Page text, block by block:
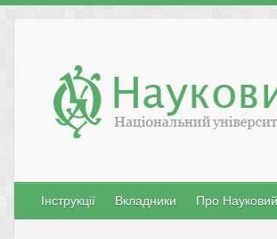
Інструкції Вкладники Про